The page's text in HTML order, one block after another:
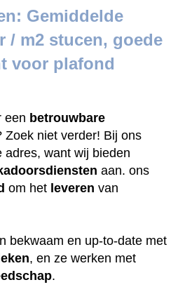
Gemiddelde
/ m2 stucen, goede
voor plafond
een betrouwbare
Zoek niet verder! Bij ons
adres, want wij bieden
aan. ons
om het leveren van
bekwaam en up-to-date met
, en ze werken met
.